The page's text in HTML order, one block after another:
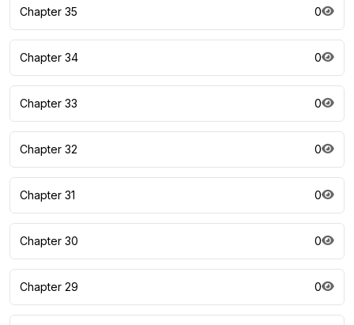
Chapter 35 0
Chapter 34 0
Chapter 33 0
Chapter 32 0
Chapter 31 0
Chapter 30 0
Chapter 29 0